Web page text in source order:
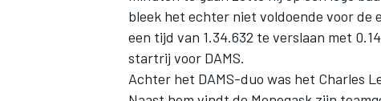
bleek het echter niet voldoende voor de
een tijd van 1.34.632 te verslaan met
startrij voor DAMS.
Achter het DAMS-duo was het Charles